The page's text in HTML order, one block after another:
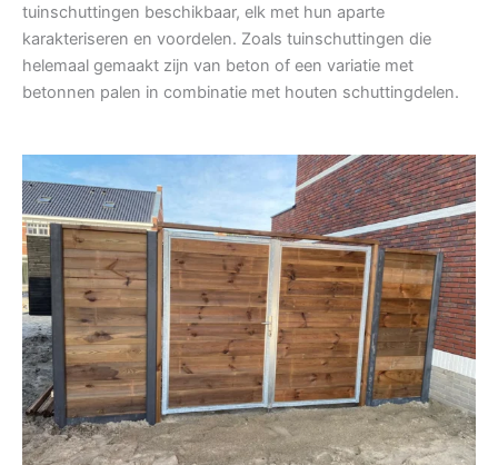
tuinschuttingen beschikbaar, elk met hun aparte
karakteriseren en voordelen. Zoals tuinschuttingen die
helemaal gemaakt zijn van beton of een variatie met
betonnen palen in combinatie met houten schuttingdelen.